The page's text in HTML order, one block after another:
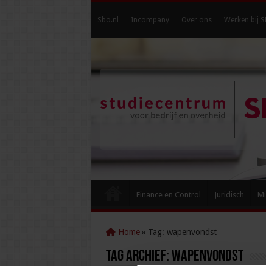
Sbo.nl Incompany Over ons Werken bij
Finance en Control Juridisch
Home » Tag: wapenvondst
Tag Archief: wapenvondst